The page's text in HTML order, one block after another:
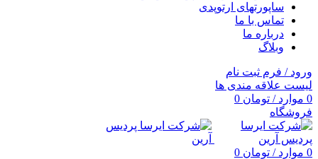
ساپورتهای ارتوپدی
تماس با ما
درباره ما
وبلاگ
ورود / فرم ثبت نام
لیست علاقه مندی ها
0 موارد / تومان
فروشگاه
0 موارد / تومان